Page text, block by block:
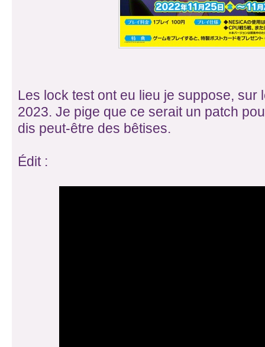
Les lock test ont eu lieu je suppose, sur
2023. Je pige que ce serait un patch
dis peut-être des bêtises.
Édit :